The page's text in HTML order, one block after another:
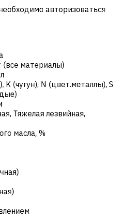
авторизоваться
(все материалы)
, K (чугун), N (цвет.металлы), S
, Тяжелая лезвийная,
масла, %